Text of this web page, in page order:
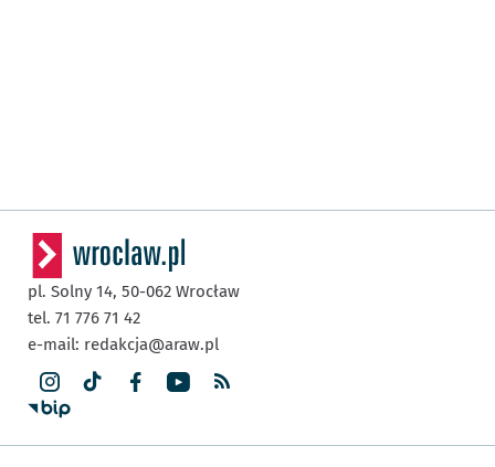
pl. Solny 14, 50-062 Wrocław
tel. 71 776 71 42
e-mail: redakcja@araw.pl